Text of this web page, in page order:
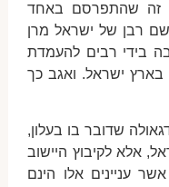
זה שהתפרסם באחד
רבן של ישראל מרן
בידי רבים להעמדת
בארץ ישראל. ואגב כך
שדובר בו בעלון,
אלא לקיבוץ היישוב
עניינים אלו הינם